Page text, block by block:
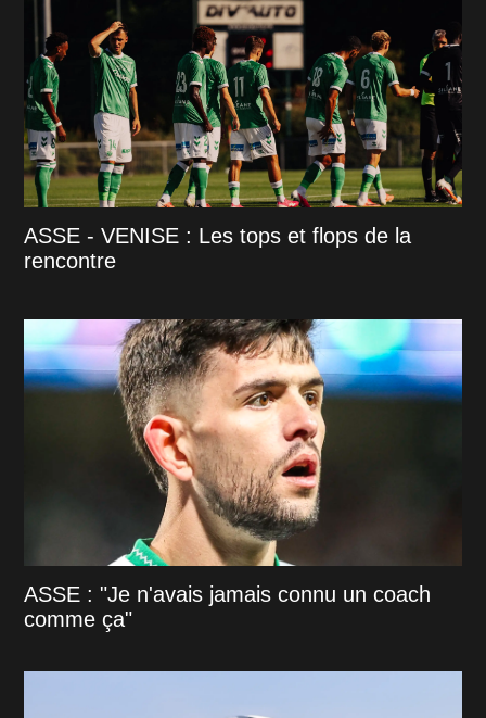
ASSE - VENISE : Les tops et flops de la
rencontre
ASSE : "Je n'avais jamais connu un coach
comme ça"